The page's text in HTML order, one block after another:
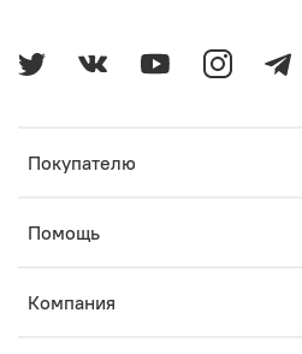
Покупателю
Помощь
Компания